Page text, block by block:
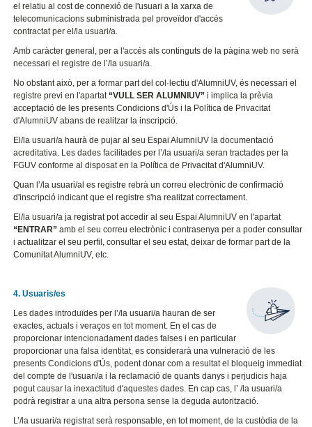
el relatiu al cost de connexió de l'usuari a la xarxa de
telecomunicacions subministrada pel proveïdor d'accés
contractat per el/la usuari/a.
Amb caràcter general, per a l'accés als continguts de la pàgina web no serà
necessari el registre de l’/la usuari/a.
No obstant això, per a formar part del col·lectiu d'AlumniUV, és necessari el
registre previ en l'apartat“VULL SER ALUMNIUV” i implica la prèvia
acceptació de les presents Condicions d'Ús i la Política de Privacitat
d'AlumniUV abans de realitzar la inscripció.
El/la usuari/a haurà de pujar al seu Espai AlumniUV la documentació
acreditativa. Les dades facilitades per l’/la usuari/a seran tractades per la
FGUV conforme al disposat en la Política de Privacitat d'AlumniUV.
Quan l’/la usuari/al es registre rebrà un correu electrònic de confirmació
d'inscripció indicant que el registre s'ha realitzat correctament.
El/la usuari/a ja registrat pot accedir al seu Espai AlumniUV en l'apartat
“ENTRAR” amb el seu correu electrònic i contrasenya per a poder consultar
i actualitzar el seu perfil, consultar el seu estat, deixar de formar part de la
Comunitat AlumniUV, etc.
4. Usuaris/es
Les dades introduïdes per l’/la usuari/a hauran de ser
exactes, actuals i veraços en tot moment. En el cas de
proporcionar intencionadament dades falses i en particular
proporcionar una falsa identitat, es considerarà una vulneració de les
presents Condicions d'Ús, podent donar com a resultat el bloqueig immediat
del compte de l'usuari/a i la reclamació de quants danys i perjudicis haja
pogut causar la inexactitud d'aquestes dades. En cap cas, l’ /la usuari/a
podrà registrar a una altra persona sense la deguda autorització.
L’/la usuari/a registrat serà responsable, en tot moment, de la custòdia de la